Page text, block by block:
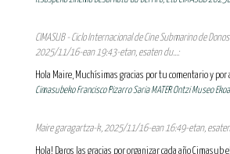
CIMASUB - Ciclo Internacional de Cine Submarino de
2025/11/16-ean 19:43-etan, esaten du...:
Hola Maire, Muchísimas gracias por tu comentario y por
Cimasubeko Francisco Pizarro Saria MATER Ontzi Museo
Maire garagartza-k, 2025/11/16-ean 16:49-etan,
Hola! Daros las gracias por organizar cada año Cimasub